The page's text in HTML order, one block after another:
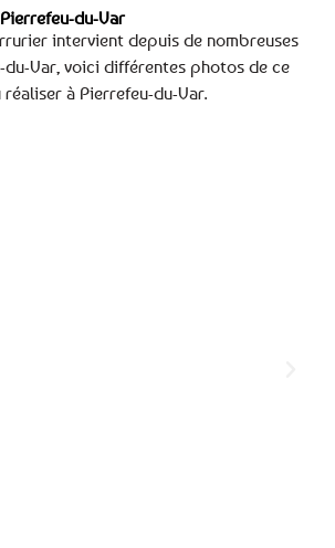
du-Var
intervient depuis de nombreuses
du-Var, voici différentes photos de ce
à Pierrefeu-du-Var.